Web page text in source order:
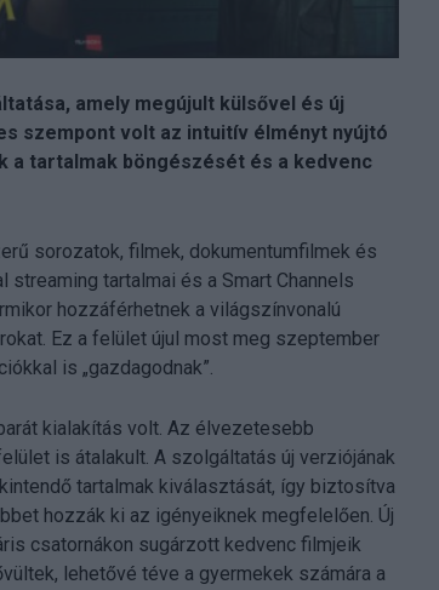
amely megújult külsővel és új
szempont volt az intuitív élményt nyújtó
a tartalmak böngészését és a kedvenc
sorozatok, filmek, dokumentumfilmek és
tartalmai és a Smart Channels
hozzáférhetnek a világszínvonalú
Ez a felület újul most meg szeptember
is „gazdagodnak”.
kialakítás volt. Az élvezetesebb
is átalakult. A szolgáltatás új verziójának
tartalmak kiválasztását, így biztosítva
hozzák ki az igényeiknek megfelelően. Új
csatornákon sugárzott kedvenc filmjeik
lehetővé téve a gyermekek számára a